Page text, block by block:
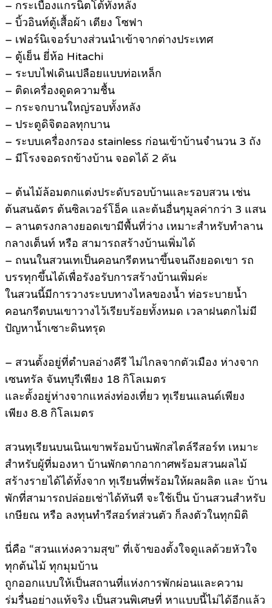
– กระเบื้องแกรนิตโต้ทั้งหลัง
– บิ้วอินท์ตู้เสื้อผ้า เตียง โซฟา
– เฟอร์นิเจอร์บางส่วนนำเข้าจากต่างประเทศ
– ตู้เย็น ยี่ห้อ Hitachi
– ระบบไฟเดินเปลือยแบบท่อเหล็ก
– ติดเครื่องดูดความชื้น
– กระจกบานใหญ่รอบทั้งหลัง
– ประตูดิจิตอลทุกบาน
– ระบบเครื่องกรอง stainless ก่อนเข้าบ้านจำนวน 3 ถัง
– มีโรงจอดรถข้างบ้าน จอดได้ 2 คัน
– ต้นไม้ล้อมตกแต่งประดับรอบบ้านและรอบสวน เช่น
ต้นสนฉัตร ต้นซิลเวอร์โอ็ค และต้นอื่นๆมูลค่ากว่า 3 แสน
– ลานตรงกลางยอดเขามีพื้นที่ว่าง เหมาะสำหรับทำลาน
กลางเต็นท์ หรือ สามารถสร้างบ้านเพิ่มได้
– ถนนในสวนเทเป็นคอนกรีตหนาขึ้นจนถึงยอดเขา รถ
บรรทุกขึ้นได้เพื่อรังอรับการสร้างบ้านเพิ่มค่ะ
ในสวนนี้มีการวางระบบทางไหลของน้ำ ท่อระบายน้ำ
คอนกรีตบนเขาวางไว้เรียบร้อยทั้งหมด เวลาฝนตกไม่มี
ปัญหาน้ำเซาะดินทรุด
– สวนตั้งอยู่ที่ตำบลอ่างคีรี ไม่ไกลจากตัวเมือง ห่างจาก
เซนทรัล จันทบุรีเพียง 18 กิโลเมตร
และตั้งอยู่ห่างจากแหล่งท่องเที่ยว ทุเรียนแลนด์เพียง
เพียง 8.8 กิโลเมตร
สวนทุเรียนบนเนินเขาพร้อมบ้านพักสไตล์รีสอร์ท เหมาะ
สำหรับผู้ที่มองหา บ้านพักตากอากาศพร้อมสวนผลไม้
สร้างรายได้ได้ทั้งจาก ทุเรียนที่พร้อมให้ผลผลิต และ บ้าน
พักที่สามารถปล่อยเช่าได้ทันที จะใช้เป็น บ้านสวนสำหรับ
เกษียณ หรือ ลงทุนทำรีสอร์ทส่วนตัว ก็ลงตัวในทุกมิติ
นี่คือ “สวนแห่งความสุข” ที่เจ้าของตั้งใจดูแลด้วยหัวใจ
ทุกต้นไม้ ทุกมุมบ้าน
ถูกออกแบบให้เป็นสถานที่แห่งการพักผ่อนและความ
ร่มรื่นอย่างแท้จริง เป็นสวนพิเศษที่ หาแบบนี้ไม่ได้อีกแล้ว